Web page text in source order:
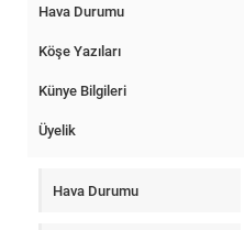
Hava Durumu
Köşe Yazıları
Künye Bilgileri
Üyelik
Hava Durumu